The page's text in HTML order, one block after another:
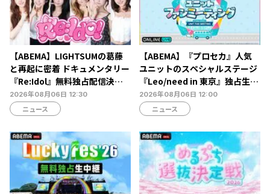
【ABEMA】LIGHTSUMの葛藤
と再起に密着 ドキュメンタリー
『Re:Idol』無料独占配信決
定…デビュー6年目の壁と2年間
の空白期に迫る
2026年08月06日 12:30
ニュース
【ABEMA】『プロセカ』人気
ユニットのスペシャルステージ
『Leo/need in 東京』独占生放
送決定…ショートライブや生ア
フレコも
2026年08月06日 12:00
ニュース